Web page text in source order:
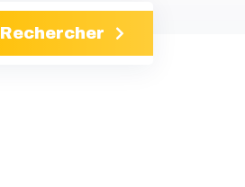
Rechercher